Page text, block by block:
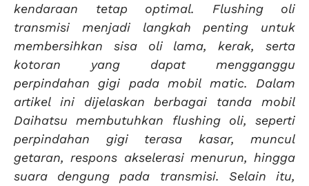
kendaraan tetap optimal. Flushing oli
transmisi menjadi langkah penting untuk
membersihkan sisa oli lama, kerak, serta
kotoran yang dapat mengganggu
perpindahan gigi pada mobil matic. Dalam
artikel ini dijelaskan berbagai tanda mobil
Daihatsu membutuhkan flushing oli, seperti
perpindahan gigi terasa kasar, muncul
getaran, respons akselerasi menurun, hingga
suara dengung pada transmisi. Selain itu,